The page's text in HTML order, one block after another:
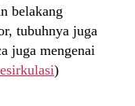
belakang
tubuhnya juga
juga mengenai
)